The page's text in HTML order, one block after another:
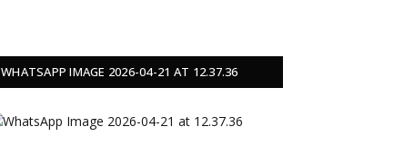
WHATSAPP IMAGE 2026-04-21 AT 12.37.36